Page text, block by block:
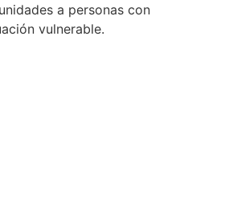
a personas con
vulnerable.